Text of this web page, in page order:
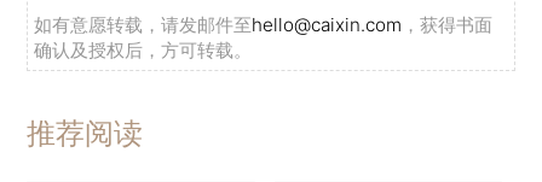
如有意愿转载，请发邮件至hello@caixin.com ，获得书面
确认及授权后，方可转载。
推荐阅读